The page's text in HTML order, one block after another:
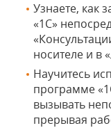
Узнаете, как
«1С»
носителе и в
Научитесь
программе
вызывать
прерывая